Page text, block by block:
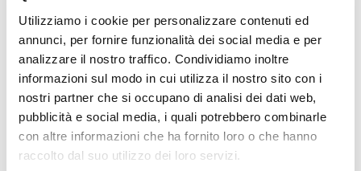
Utilizziamo i cookie per personalizzare contenuti ed
annunci, per fornire funzionalità dei social media e per
analizzare il nostro traffico. Condividiamo inoltre
informazioni sul modo in cui utilizza il nostro sito con i
nostri partner che si occupano di analisi dei dati web,
pubblicità e social media, i quali potrebbero combinarle
con altre informazioni che ha fornito loro o che hanno
raccolto dal suo utilizzo dei loro servizi.